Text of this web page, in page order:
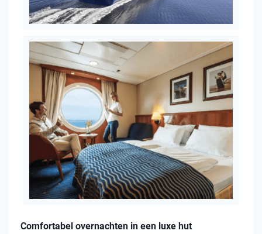
Comfortabel overnachten in een luxe hut